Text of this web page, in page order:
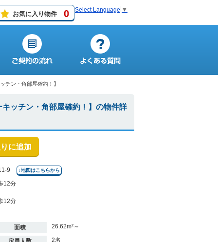
お気に入り物件 0 Select Language ▼
チン・角部屋確約！】
ッチン・角部屋確約！】の物件詳
に追加
9 ↓地図はこちらから
12分
12分
面積 26.62m²～
2名